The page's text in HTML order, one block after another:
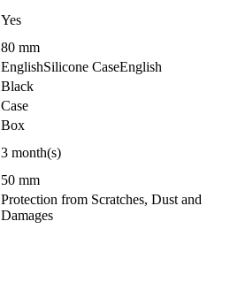
Yes
80 mm
EnglishSilicone CaseEnglish
Black
Case
Box
3 month(s)
50 mm
Protection from Scratches, Dust and
Damages